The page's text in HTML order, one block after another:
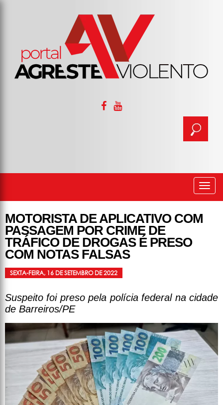
MOTORISTA DE APLICATIVO COM
PASSAGEM POR CRIME DE
TRÁFICO DE DROGAS É PRESO
COM NOTAS FALSAS
SEXTA-FEIRA, 16 DE SETEMBRO DE 2022
Suspeito foi preso pela polícia federal na cidade
de Barreiros/PE